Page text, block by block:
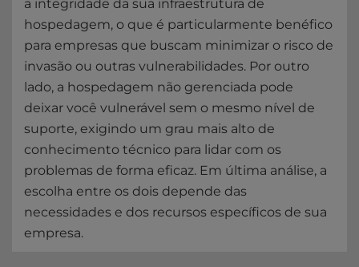
a integridade da sua infraestrutura de
hospedagem, o que é particularmente benéfico
para empresas que buscam minimizar o risco de
invasão ou outras vulnerabilidades. Por outro
lado, a hospedagem não gerenciada pode
deixar você vulnerável sem o mesmo nível de
suporte, exigindo um grau mais alto de
conhecimento técnico para lidar com os
problemas de forma eficaz. Em última análise, a
escolha entre os dois depende das
necessidades e dos recursos específicos de sua
empresa.